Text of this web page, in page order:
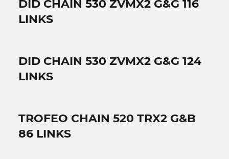
DID CHAIN 530 ZVMX2 G&G 116
LINKS
DID CHAIN 530 ZVMX2 G&G 124
LINKS
TROFEO CHAIN 520 TRX2 G&B
86 LINKS